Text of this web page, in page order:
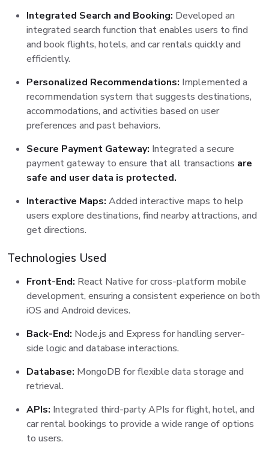
Integrated Search and Booking: Developed an
integrated search function that enables users to find
and book flights, hotels, and car rentals quickly and
efficiently.
Personalized Recommendations: Implemented a
recommendation system that suggests destinations,
accommodations, and activities based on user
preferences and past behaviors.
Secure Payment Gateway: Integrated a secure
payment gateway to ensure that all transactions are
safe and user data is protected.
Interactive Maps: Added interactive maps to help
users explore destinations, find nearby attractions, and
get directions.
Technologies Used
Front-End: React Native for cross-platform mobile
development, ensuring a consistent experience on both
iOS and Android devices.
Back-End: Node.js and Express for handling server-
side logic and database interactions.
Database: MongoDB for flexible data storage and
retrieval.
APIs: Integrated third-party APIs for flight, hotel, and
car rental bookings to provide a wide range of options
to users.